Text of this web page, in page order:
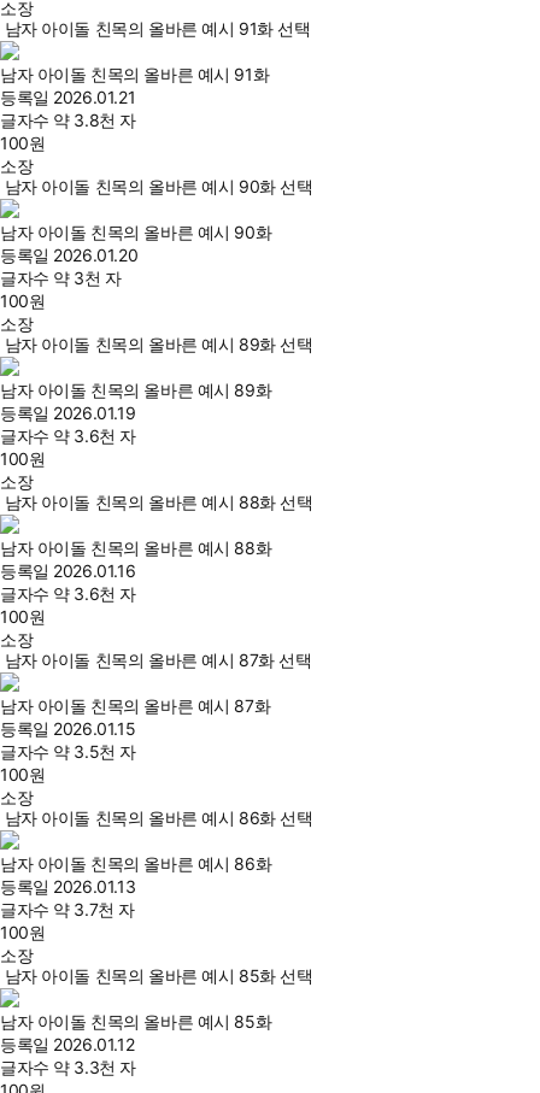
소장
남자 아이돌 친목의 올바른 예시 91화 선택
남자 아이돌 친목의 올바른 예시 91화
등록일 2026.01.21
글자수 약 3.8천 자
100원
소장
남자 아이돌 친목의 올바른 예시 90화 선택
남자 아이돌 친목의 올바른 예시 90화
등록일 2026.01.20
글자수 약 3천 자
100원
소장
남자 아이돌 친목의 올바른 예시 89화 선택
남자 아이돌 친목의 올바른 예시 89화
등록일 2026.01.19
글자수 약 3.6천 자
100원
소장
남자 아이돌 친목의 올바른 예시 88화 선택
남자 아이돌 친목의 올바른 예시 88화
등록일 2026.01.16
글자수 약 3.6천 자
100원
소장
남자 아이돌 친목의 올바른 예시 87화 선택
남자 아이돌 친목의 올바른 예시 87화
등록일 2026.01.15
글자수 약 3.5천 자
100원
소장
남자 아이돌 친목의 올바른 예시 86화 선택
남자 아이돌 친목의 올바른 예시 86화
등록일 2026.01.13
글자수 약 3.7천 자
100원
소장
남자 아이돌 친목의 올바른 예시 85화 선택
남자 아이돌 친목의 올바른 예시 85화
등록일 2026.01.12
글자수 약 3.3천 자